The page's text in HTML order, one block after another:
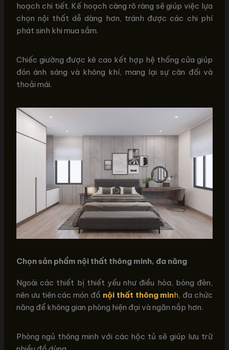
hoạch chi tiết. Kế hoạch càng rõ ràng sẽ giúp việc lựa
chọn nội thất dễ dàng hơn, tránh được các chi phí
phát sinh khi mua sắm.
Chiếc giường được kê cao kết hợp hệ thống cửa giúp
đón ánh sáng và không khí, mang lại sự cân đối và
thoải mái.
Chọn sản phẩm nội thất thông minh, đa năng
Ngoài các thiết bị thiết yếu như điều hòa, bóng đèn,
nên ưu tiên các món đồ nội thất thông minh, đa chức
năng để không gian phòng hiện đại và ngăn nắp hơn.
Phòng ngủ thông minh với các hộc tủ sẽ giúp lưu trữ